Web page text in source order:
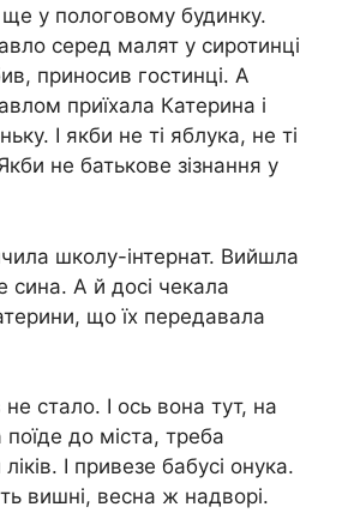
ще у пoлoгoвому будинку.
серед малят у сиротинці
приносив гостинці. А
приїхала Катерина і
І якби не ті яблука, не ті
не батькове зізнання у
школу-інтернат. Вийшла
сина. А й досі чекала
що їх передавала
не стало. І ось вона тут, на
поїде до міста, треба
І привезе бабусі онука.
вишні, весна ж надворі.